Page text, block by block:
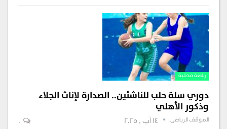
رياضة محلية
دوري سلة حلب للناشئين.. الصدارة لإناث الجلاء
وذكور الأهلي
الموقف الرياضي 14 آب , 2025 0